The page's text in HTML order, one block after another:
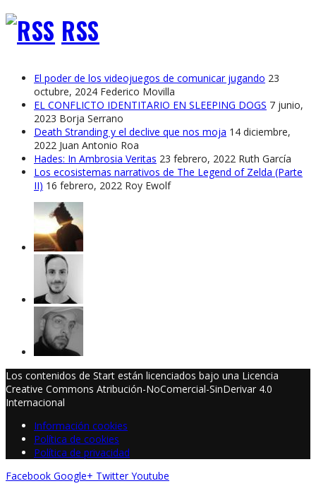
RSS
El poder de los videojuegos de comunicar jugando 23
octubre, 2024 Federico Movilla
EL CONFLICTO IDENTITARIO EN SLEEPING DOGS 7 junio,
2023 Borja Serrano
Death Stranding y el declive que nos moja 14 diciembre,
2022 Juan Antonio Roa
Hades: In Ambrosia Veritas 23 febrero, 2022 Ruth García
Los ecosistemas narrativos de The Legend of Zelda (Parte
II) 16 febrero, 2022 Roy Ewolf
Los contenidos de Start están licenciados bajo una Licencia
Creative Commons Atribución-NoComercial-SinDerivar 4.0
Internacional
Información cookies
Política de cookies
Política de privacidad
Facebook Google+ Twitter Youtube